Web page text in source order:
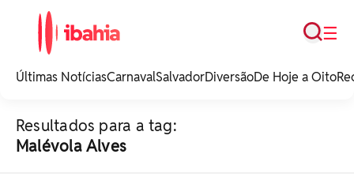
noticias e
☰
Busca
Últimas NotíciasCarnavalSalvadorDiversãoDe Hoje a Oito
Resultados para a tag:
Malévola Alves